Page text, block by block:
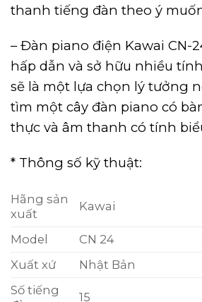
thanh tiếng đàn theo ý
– Đàn piano điện Kawai CN-
hấp dẫn và sở hữu nhiều
sẽ là một lựa chọn lý tưởng
tìm một cây đàn piano có
thực và âm thanh có tính
* Thông số kỹ thuật:
Hãng sản
xuất
Kawai
Model
CN 24
Xuất xứ
Nhật Bản
Số tiếng
15